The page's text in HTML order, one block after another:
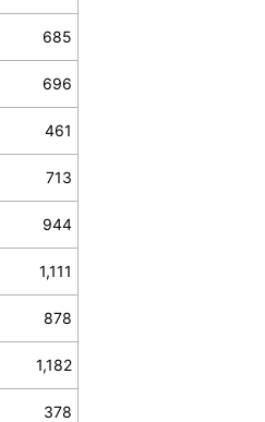
685
696
461
713
944
1,111
878
1,182
378